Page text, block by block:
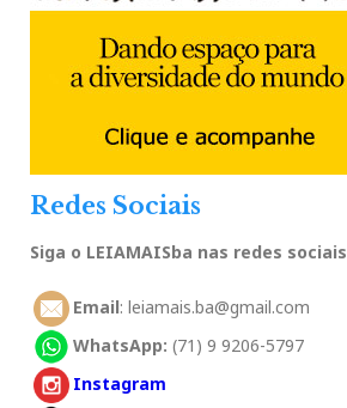
Redes Sociais
Siga o LEIAMAISba nas redes sociais
Email: leiamais.ba@gmail.com
WhatsApp: (71) 9 9206-5797
Instagram